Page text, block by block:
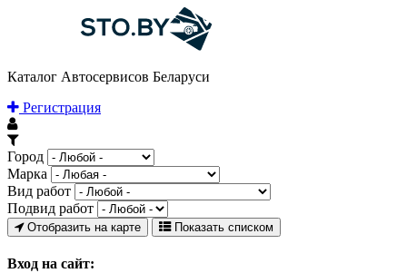
Каталог Автосервисов Беларуси
Регистрация
Город
Марка
Вид работ
Подвид работ
Отобразить на карте Показать списком
Вход на сайт: